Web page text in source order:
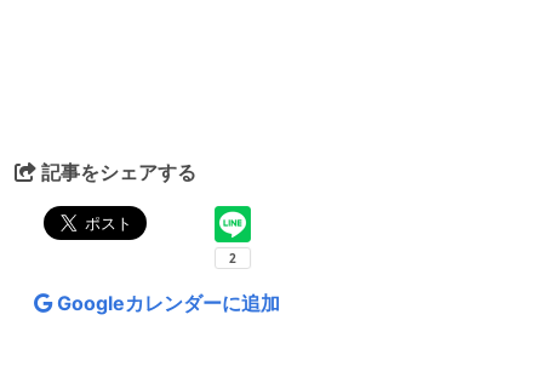
記事をシェアする
Googleカレンダーに追加